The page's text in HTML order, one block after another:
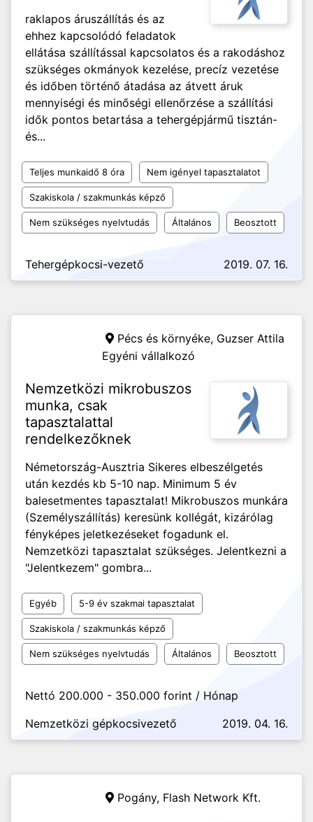
raklapos áruszállítás és az
ehhez kapcsolódó feladatok
ellátása szállítással kapcsolatos és a rakodáshoz
szükséges okmányok kezelése, precíz vezetése
és időben történő átadása az átvett áruk
mennyiségi és minőségi ellenőrzése a szállítási
idők pontos betartása a tehergépjármű tisztán-
és...
Teljes munkaidő 8 óra Nem igényel tapasztalatot
Szakiskola / szakmunkás képző
Nem szükséges nyelvtudás Általános Beosztott
Tehergépkocsi-vezető 2019. 07. 16.
Pécs és környéke, Guzser Attila
Egyéni vállalkozó
Nemzetközi mikrobuszos
munka, csak
tapasztalattal
rendelkezőknek
Németország-Ausztria Sikeres elbeszélgetés
után kezdés kb 5-10 nap. Minimum 5 év
balesetmentes tapasztalat! Mikrobuszos munkára
(Személyszállítás) keresünk kollégát, kizárólag
fényképes jeletkezéseket fogadunk el.
Nemzetközi tapasztalat szükséges. Jelentkezni a
"Jelentkezem" gombra...
Egyéb 5-9 év szakmai tapasztalat
Szakiskola / szakmunkás képző
Nem szükséges nyelvtudás Általános Beosztott
Nettó 200.000 - 350.000 forint / Hónap
Nemzetközi gépkocsivezető
2019. 04. 16.
Pogány, Flash Network Kft.